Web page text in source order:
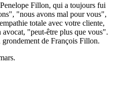
Fillon, qui a toujours fui
"nous avons mal pour vous",
totale avec votre cliente,
"peut-être plus que vous".
grondement de François Fillon.